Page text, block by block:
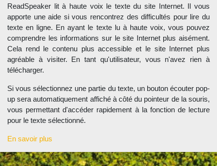
ReadSpeaker lit à haute voix le texte du site Internet. Il vous
apporte une aide si vous rencontrez des difficultés pour lire du
texte en ligne. En ayant le texte lu à haute voix, vous pouvez
comprendre les informations sur le site Internet plus aisément.
Cela rend le contenu plus accessible et le site Internet plus
agréable à visiter. En tant qu'utilisateur, vous n'avez rien à
télécharger.
Si vous sélectionnez une partie du texte, un bouton écouter pop-
up sera automatiquement affiché à côté du pointeur de la souris,
vous permettant d'accéder rapidement à la fonction de lecture
pour le texte sélectionné.
En savoir plus